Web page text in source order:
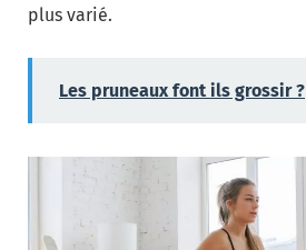
plus varié.
Les pruneaux font ils grossir ?